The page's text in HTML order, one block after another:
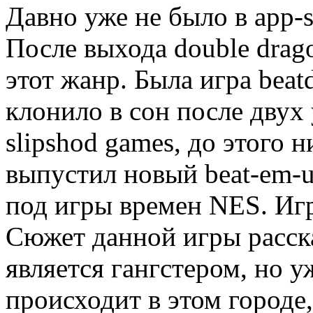
Давно уже не было в
После выхода double
этот жанр. Была игра
клонило в сон после
slipshod games, до этого
выпустил новый beat-em-
под игры времен NES.
Сюжет данной игры
является гангстером, но
происходит в этом